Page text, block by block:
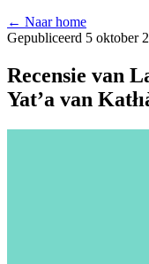
← Naar home
Gepubliceerd 5 oktober
Recensie van
Yat’a van